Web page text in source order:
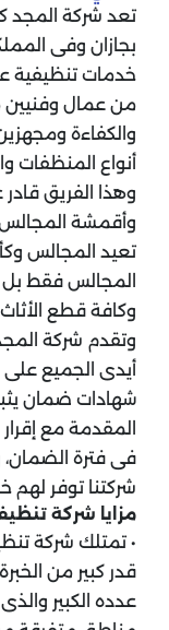
تعد شركة
بجازان وفى
خدمات تنظيفية
من عمال وفنيين
والكفاءة
أنواع المنظفات
وهذا الفريق
وأقمشة المجالس
تعيد المجالس
المجالس فقط
وكافة قطع
وتقدم شركة
أيدى الجميع على
شهادات ضمان
المقدمة مع
فى فترة الضمان،
شركتنا توفر لهم
مزايا شركة
• تمتلك شركة
قدر كبير من
عدده الكبير